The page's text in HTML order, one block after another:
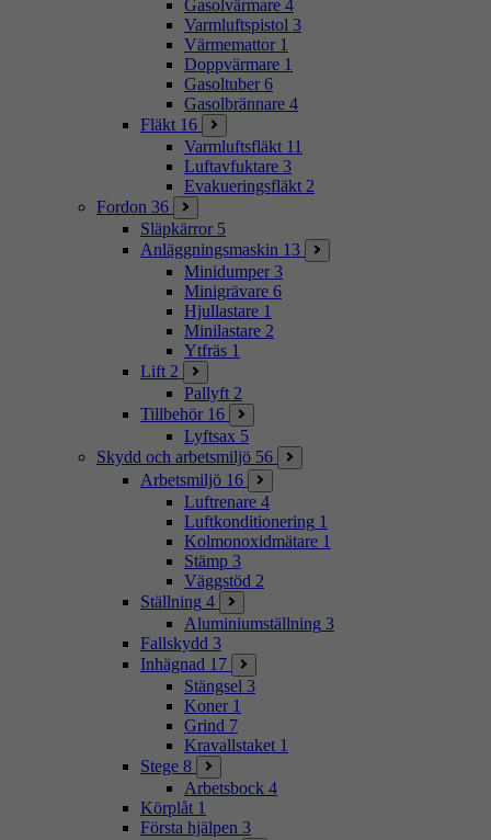
Gasolvärmare 4
Varmluftspistol 3
Värmemattor 1
Doppvärmare 1
Gasoltuber 6
Gasolbrännare 4
Fläkt 16
Varmluftsfläkt 11
Luftavfuktare 3
Evakueringsfläkt 2
Fordon 36
Släpkärror 5
Anläggningsmaskin 13
Minidumper 3
Minigrävare 6
Hjullastare 1
Minilastare 2
Ytfräs 1
Lift 2
Pallyft 2
Tillbehör 16
Lyftsax 5
Skydd och arbetsmiljö 56
Arbetsmiljö 16
Luftrenare 4
Luftkonditionering 1
Kolmonoxidmätare 1
Stämp 3
Väggstöd 2
Ställning 4
Aluminiumställning 3
Fallskydd 3
Inhägnad 17
Stängsel 3
Koner 1
Grind 7
Kravallstaket 1
Stege 8
Arbetsbock 4
Körplåt 1
Första hjälpen 3